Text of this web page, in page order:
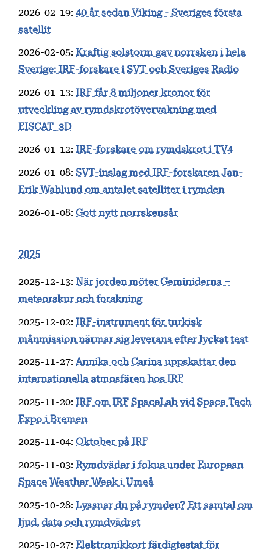
2026-02-19: 40 år sedan Viking - Sveriges första
satellit
2026-02-05: Kraftig solstorm gav norrsken i hela
Sverige: IRF-forskare i SVT och Sveriges Radio
2026-01-13: IRF får 8 miljoner kronor för
utveckling av rymdskrotövervakning med
EISCAT_3D
2026-01-12: IRF-forskare om rymdskrot i TV4
2026-01-08: SVT-inslag med IRF-forskaren Jan-
Erik Wahlund om antalet satelliter i rymden
2026-01-08: Gott nytt norrskensår
2025
2025-12-13: När jorden möter Geminiderna –
meteorskur och forskning
2025-12-02: IRF-instrument för turkisk
månmission närmar sig leverans efter lyckat test
2025-11-27: Annika och Carina uppskattar den
internationella atmosfären hos IRF
2025-11-20: IRF om IRF SpaceLab vid Space Tech
Expo i Bremen
2025-11-04: Oktober på IRF
2025-11-03: Rymdväder i fokus under European
Space Weather Week i Umeå
2025-10-28: Lyssnar du på rymden? Ett samtal om
ljud, data och rymdvädret
2025-10-27: Elektronikkort färdigtestat för